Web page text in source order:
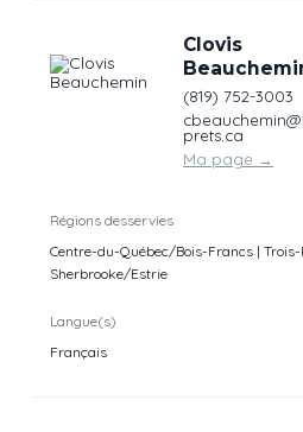
Clovis
(819) 752-3003
prets.ca
Ma page →
Régions desservies
Centre-du-Québec/Bois-Francs |
Sherbrooke/Estrie
Langue(s)
Français